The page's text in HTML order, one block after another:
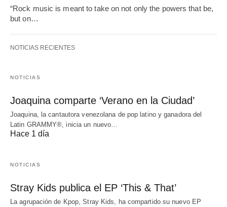
“Rock music is meant to take on not only the powers that be,
but on…
NOTICIAS RECIENTES
NOTICIAS
Joaquina comparte ‘Verano en la Ciudad’
Joaquina, la cantautora venezolana de pop latino y ganadora del
Latin GRAMMY®, inicia un nuevo…
Hace 1 día
NOTICIAS
Stray Kids publica el EP ‘This & That’
La agrupación de Kpop, Stray Kids, ha compartido su nuevo EP